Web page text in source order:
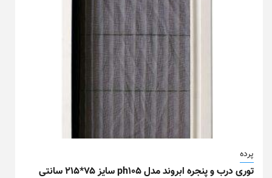
پرده
توری درب و پنجره ابروند مدل ph105 سایز ۷۵*۲۱۵ سانتی